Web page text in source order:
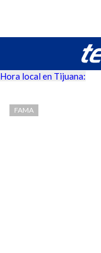
Hora local en Tijuana:
FAMA